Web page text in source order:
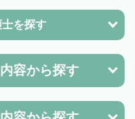
を探す
容から探す